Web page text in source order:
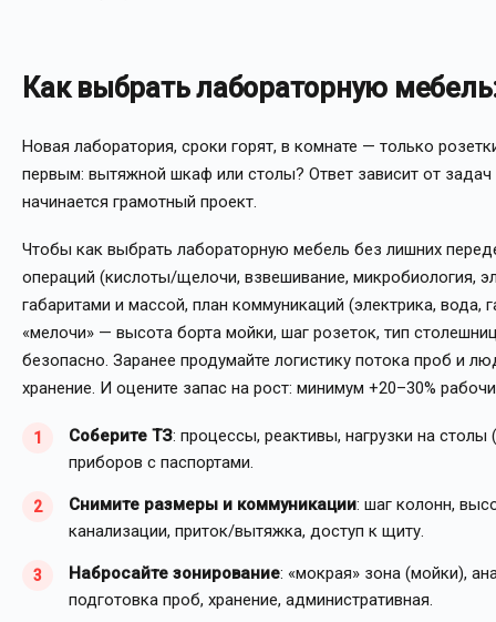
Как выбрать лабораторную
Новая лаборатория, сроки горят, в комнате — только
первым: вытяжной шкаф или столы? Ответ зависит от
начинается грамотный проект.
Чтобы как выбрать лабораторную мебель без лишних
операций (кислоты/щелочи, взвешивание, микробиология,
габаритами и массой, план коммуникаций (электрика, вода,
«мелочи» — высота борта мойки, шаг розеток, тип
безопасно. Заранее продумайте логистику потока проб и
хранение. И оцените запас на рост: минимум +20–30%
Соберите ТЗ: процессы, реактивы, нагрузки на
приборов с паспортами.
Снимите размеры и коммуникации: шаг колонн,
канализации, приток/вытяжка, доступ к щиту.
Набросайте зонирование: «мокрая» зона (мойки),
подготовка проб, хранение, административная.